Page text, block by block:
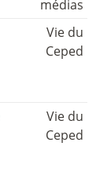
médias
Vie du
Ceped
Vie du
Ceped